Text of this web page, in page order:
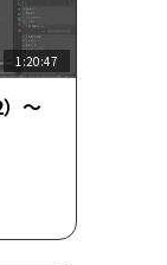
1:20:47
～